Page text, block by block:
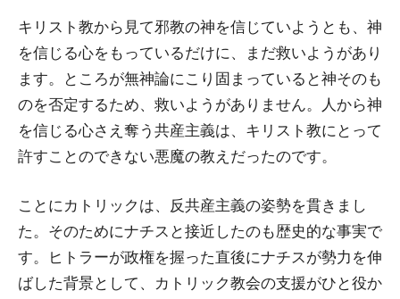
キリスト教から見て邪教の神を信じていようとも、神
を信じる心をもっているだけに、まだ救いようがあり
ます。ところが無神論にこり固まっていると神そのも
のを否定するため、救いようがありません。人から神
を信じる心さえ奪う共産主義は、キリスト教にとって
許すことのできない悪魔の教えだったのです。
ことにカトリックは、反共産主義の姿勢を貫きまし
た。そのためにナチスと接近したのも歴史的な事実で
す。ヒトラーが政権を握った直後にナチスが勢力を伸
ばした背景として、カトリック教会の支援がひと役か